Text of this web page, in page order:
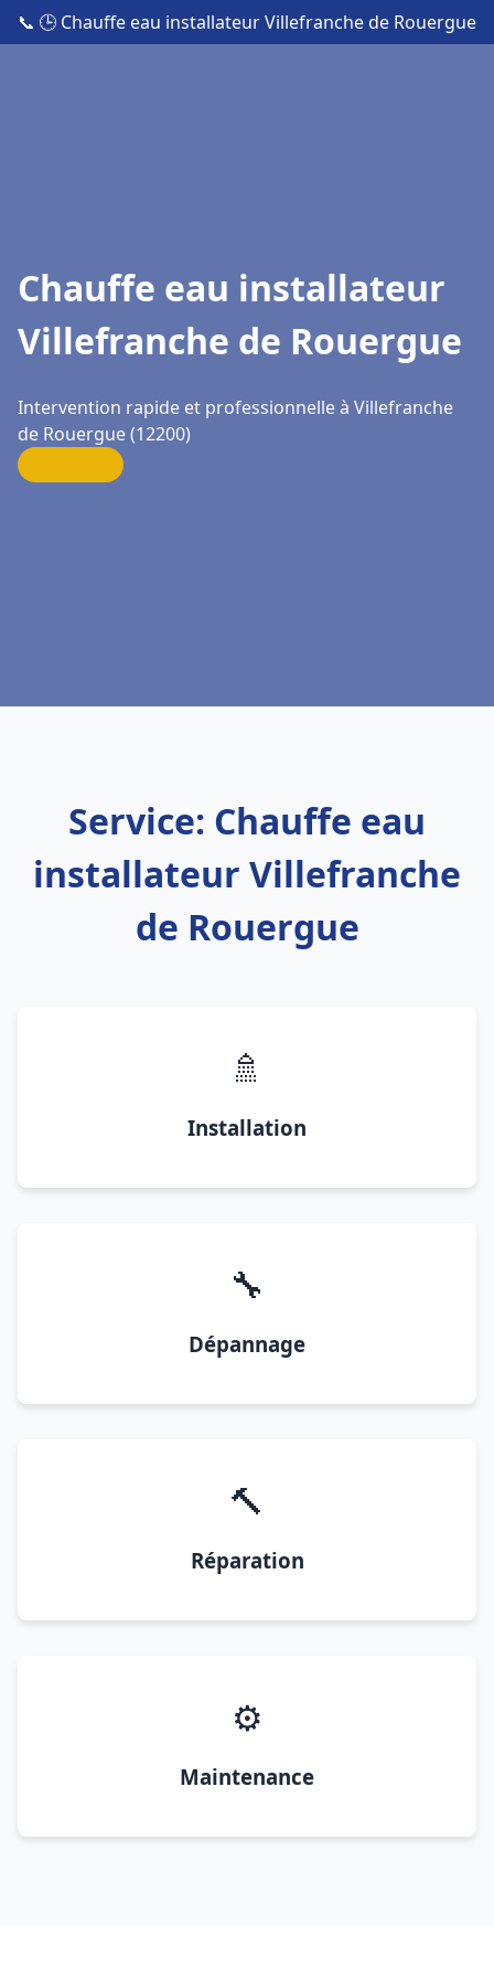
📞 🕒 Chauffe eau installateur Villefranche de Rouergue
Chauffe eau installateur
Villefranche de Rouergue
Intervention rapide et professionnelle à Villefranche
de Rouergue (12200)
Service: Chauffe eau
installateur Villefranche
de Rouergue
🚿
Installation
🔧
Dépannage
🔨
Réparation
⚙️
Maintenance